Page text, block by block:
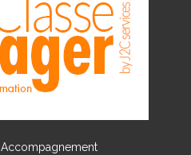
Accompagnement